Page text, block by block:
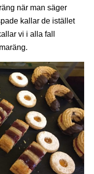
när man säger
kallar de istället
vi i alla fall